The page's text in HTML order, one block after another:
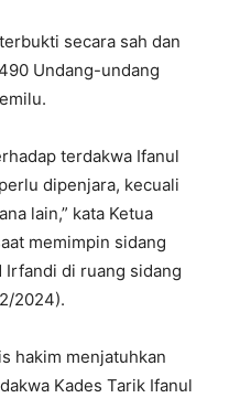
secara sah dan
Undang-undang
terdakwa Ifanul
dipenjara, kecuali
lain,” kata Ketua
memimpin sidang
Irfandi di ruang sidang
2024).
hakim menjatuhkan
Kades Tarik Ifanul